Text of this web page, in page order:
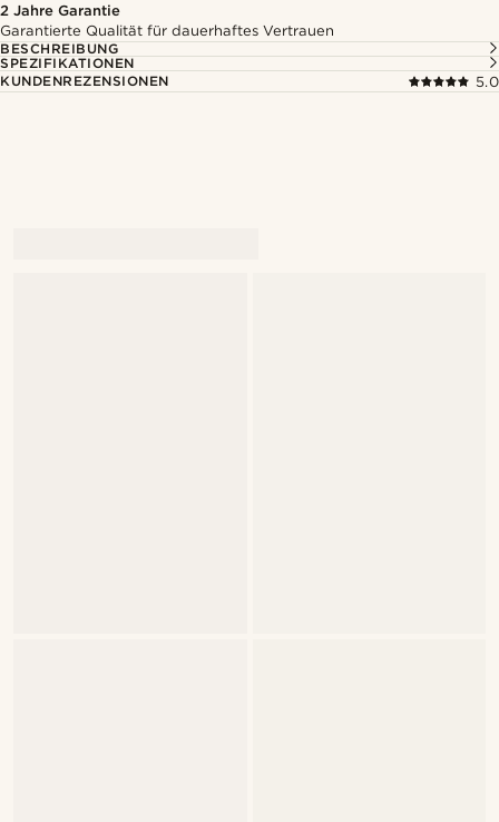
2 Jahre Garantie
Garantierte Qualität für dauerhaftes Vertrauen
BESCHREIBUNG
SPEZIFIKATIONEN
KUNDENREZENSIONEN
5.0